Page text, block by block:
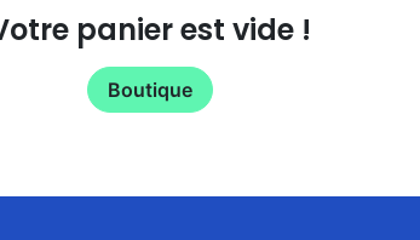
panier est vide !
Boutique